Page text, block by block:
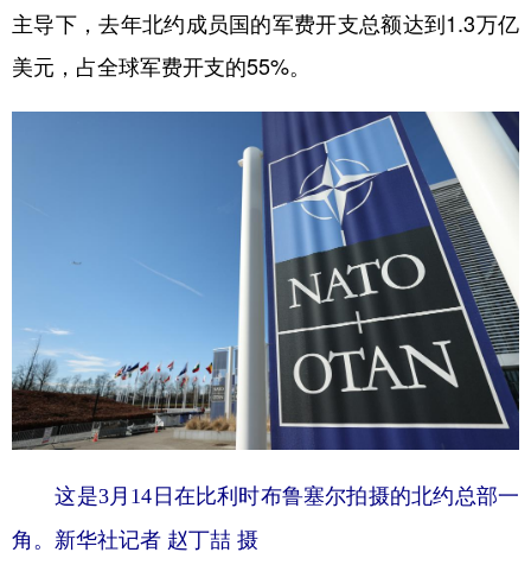
主导下，去年北约成员国的军费开支总额达到1.3万亿
美元，占全球军费开支的55%。
这是3月14日在比利时布鲁塞尔拍摄的北约总部一
角。新华社记者 赵丁喆 摄